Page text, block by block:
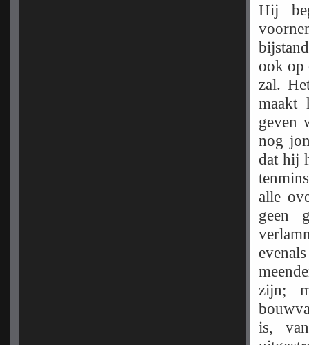
Hij
ook op
zal.
maakt
geven
nog
dat hij
alle
geen
zijn;
is,